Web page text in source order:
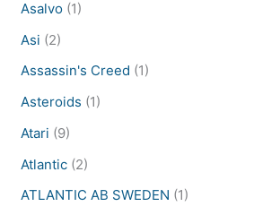
Asalvo (1)
Asi (2)
Assassin's Creed (1)
Asteroids (1)
Atari (9)
Atlantic (2)
ATLANTIC AB SWEDEN (1)